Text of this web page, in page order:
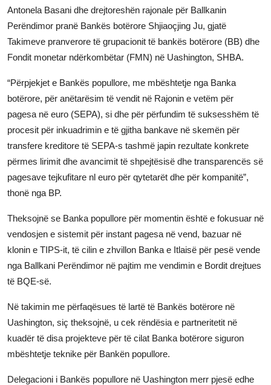
Antonela Basani dhe drejtoreshën rajonale për Ballkanin
Perëndimor pranë Bankës botërore Shjiaoçjing Ju, gjatë
Takimeve pranverore të grupacionit të bankës botërore (BB) dhe
Fondit monetar ndërkombëtar (FMN) në Uashington, SHBA.
“Përpjekjet e Bankës popullore, me mbështetje nga Banka
botërore, për anëtarësim të vendit në Rajonin e vetëm për
pagesa në euro (SEPA), si dhe për përfundim të suksesshëm të
procesit për inkuadrimin e të gjitha bankave në skemën për
transfere kreditore të SEPA-s tashmë japin rezultate konkrete
përmes lirimit dhe avancimit të shpejtësisë dhe transparencës së
pagesave tejkufitare nl euro për qytetarët dhe për kompanitë”,
thonë nga BP.
Theksojnë se Banka popullore për momentin është e fokusuar në
vendosjen e sistemit për instant pagesa në vend, bazuar në
klonin e TIPS-it, të cilin e zhvillon Banka e Itlaisë për pesë vende
nga Ballkani Perëndimor në pajtim me vendimin e Bordit drejtues
të BQE-së.
Në takimin me përfaqësues të lartë të Bankës botërore në
Uashington, siç theksojnë, u cek rëndësia e partneritetit në
kuadër të disa projekteve për të cilat Banka botërore siguron
mbështetje teknike për Bankën popullore.
Delegacioni i Bankës popullore në Uashington merr pjesë edhe